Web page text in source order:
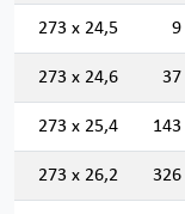
273 x 24,5 9
273 x 24,6 37
273 x 25,4 143
273 x 26,2 326